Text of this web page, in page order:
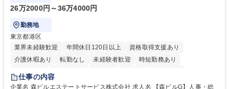
26万2000円～36万4000円
勤務地
東京都港区
業界未経験歓迎
年間休日120日以上
資格取得支援あり
介護休暇あり
転勤なし 未経験者歓迎
時短勤務あり
経験者歓迎
完全週休2日制
交通費支給 長期歓迎 駅近5分以内 土日祝休み
仕事の内容
企業名 森ビルエステートサービス株式会社 求人名 【森ビルG】人事・総